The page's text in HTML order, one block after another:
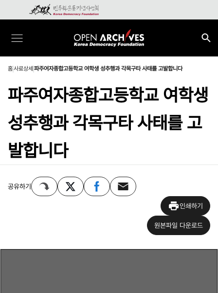
홈사료상세 파주여자종합고등학교 여학생 성추행과 각목구타 사태를 고발합니다
파주여자종합고등학교 여학생
성추행과 각목구타 사태를 고
발합니다
공유하기
인쇄하기
원본파일 다운로드